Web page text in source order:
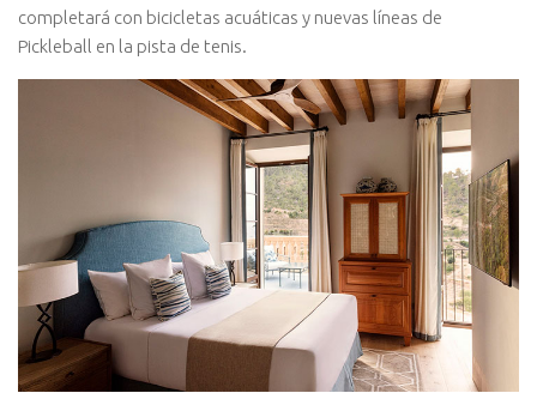
completará con bicicletas acuáticas y nuevas líneas de
Pickleball en la pista de tenis.